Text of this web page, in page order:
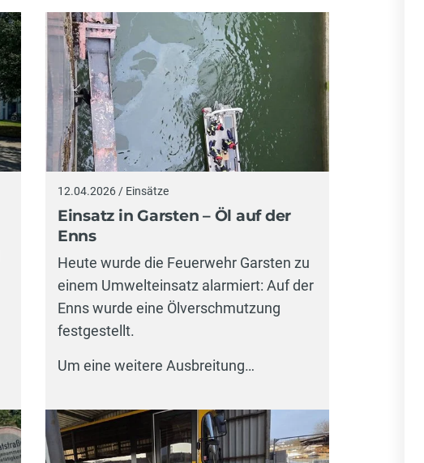
12.04.2026 / Einsätze
Einsatz in Garsten – Öl auf der
Enns
Heute wurde die Feuerwehr Garsten zu
einem Umwelteinsatz alarmiert: Auf der
Enns wurde eine Ölverschmutzung
festgestellt.
Um eine weitere Ausbreitung…